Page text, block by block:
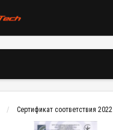
Сертификат соответствия 2022